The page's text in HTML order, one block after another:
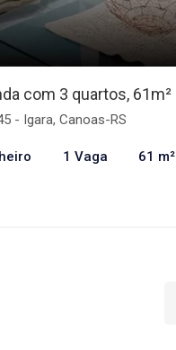
com 3 quartos, 61m²
- Igara, Canoas-RS
1 Vaga 61 m²